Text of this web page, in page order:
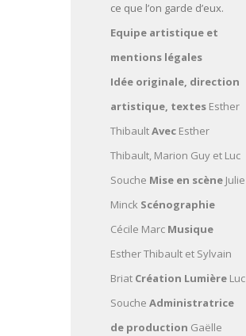
ce que l’on garde d’eux.
Equipe artistique et
mentions légales
Idée originale, direction
artistique, textes Esther
ThibaultAvec Esther
Thibault, Marion Guy et Luc
Souche Mise en scène Julie
Minck Scénographie
Cécile Marc Musique
Esther Thibault et Sylvain
Briat Création Lumière Luc
Souche Administratrice
de production Gaëlle